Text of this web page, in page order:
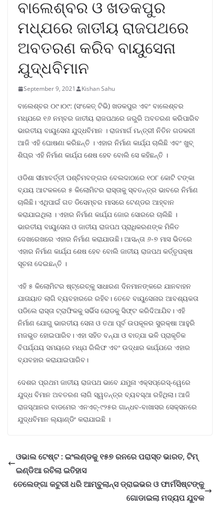
ବାଲେଶ୍ବର ଓ ଖଡକପୁର
ମଧ୍ଯରେ ଜାତୀୟ ରାଜପଥରେ
ଅବତରଣ କରିବ ବାୟୁସେନା
ଯୁଦ୍ଧବିମାନ
September 9, 2021 Kishan Sahu
ବାଲେଶ୍ବର ୦୯।୦୯: (ସଂକେତ୍ ଟିଭି) ଖଡକପୁର ଏବଂ ବାଲେଶ୍ବର
ମଧ୍ଯରେ ୧୬ ନମ୍ବର ଜାତୀୟ ରାଜପଥରେ ଜରୁରି ଅବତରଣ କରିପାରିବ
ଭାରତୀୟ ବାୟୁସେନା ଯୁଦ୍ଧବିମାନ । ରାଜମାର୍ଗ ମନ୍ତ୍ରୀ ନିତିନ ଗଡକରୀ
ଆଜି ଏହି ଘୋଷଣା କରିଛନ୍ତି । ଏହାର ନିର୍ମାଣ କାର୍ଯ୍ଯ ଚାଲିଛି ଏବଂ ଖୁବ୍
ଶିଘ୍ର ଏହି ନିର୍ମାଣ କାର୍ଯ୍ଯ ଶେଷ ହେବ ବୋଲି ସେ କହିଛନ୍ତି ।
ଓଡିଶା ସୀମାବର୍ତ୍ତୀ ପଶ୍ଚିମବଙ୍ଗର ବେଲଦାଠାରେ ୧୦୮ କୋଟି ଟଙ୍କା
ବ୍ଯୟ ଆଟକଳରେ ୫ କିଲୋମିଟର ରାସ୍ତାକୁ ସ୍ବତନ୍ତ୍ର ଭାବରେ ନିର୍ମାଣ
ଚାଲିଛି। ଏଥିପାଇଁ ଗତ ଡିସେମ୍ବର ମାସରେ ଟେଣ୍ଡର ଆହ୍ବାନ
କରାଯାଇଥିଲା । ଏହାର ନିର୍ମାଣ କାର୍ଯ୍ଯ ଜୋର ସୋରରେ ଚାଲିଛି ।
ଭାରତୀୟ ବାୟୁସେନା ଓ ଜାତୀୟ ରାଜପଥ ପ୍ରାଧିକରଣଙ୍କ ମିଳିତ
ଦେଖରେଖରେ ଏହାର ନିର୍ମାଣ କରାଯାଉଛି। ଆସନ୍ତା ୬-୭ ମାସ ଭିତରେ
ଏହାର ନିର୍ମାଣ କାର୍ଯ୍ଯ ଶେଷ ହେବ ବୋଲି ଜାତୀୟ ରାଜପଥ କର୍ତ୍ତୃପକ୍ଷ
ସୂଚନା ଦେଇଛନ୍ତି ।
ଏହି ୫ କିଲୋମିଟର ଷ୍ଟ୍ରେଚ୍‌କୁ ସାଧାରଣ ଦିନମାନଙ୍କରେ ଯାନବାହନ
ଯାତାୟାତ ଲାଗି ବ୍ୟବହାରରେ ରହିବ। ତେବେ ବାୟୁସେନାର ଆବଶ୍ୟକତା
ପଡିଲେ ରାସ୍ତା ଟ୍ରାଫିକକୁ ସର୍ଭିସ ରୋଡକୁ ସିଫ୍ଟ କରିଦିଆଯିବ। ଏହି
ନିର୍ମାଣ ଯୋଗୁ ଭାରତୀୟ ସେନା ଓ ତଥା ପୂର୍ବ ଉପକୂଳର ସୁରକ୍ଷା ଆହୁରି
ମଜଭୁତ ହୋଇପାରିବ। ଏହା ସହିତ ବନ୍ଯା ଓ ବାତ୍ଯା ଭଳି ପ୍ରାକୃତିକ
ବିପର୍ଯ୍ଯୟ ସମୟରେ ମଧ୍ଯ ରିଲିଫ ଏବଂ ଉଦ୍ଧାର କାର୍ଯ୍ଯରେ ଏହାର
ବ୍ଯବହାର କରାଯାଇପାରିବ।
ଦେଶର ପ୍ରଥମ ଜାତୀୟ ରାଜପଥ ଭାବେ ଯମୁନା ଏକ୍ସପ୍ରେସ୍-ୱେରେ
ଯୁଦ୍ଧ ବିମାନ ଅବତରଣ ଲାଗି ସ୍ୱତନ୍ତ୍ର ବ୍ୟବସ୍ଥା ରହିଥିଲା। ଆଜି
ରାଜସ୍ଥାନର ବାଡମେର ଏନଏଚ୍-୯୨୫ର ଗାନ୍ଧବ-ବାଖାସର ସେକ୍ସନରେ
ଯୁଦ୍ଧବିମାନ ଲ୍ୟାଣ୍ଡିଂ କରାଯାଇଛି ।
ଓଭାଲ ଟେଷ୍ଟ : ଇଂଲଣ୍ଡକୁ ୧୫୭ ରନରେ ପରାସ୍ତ ଭାରତ, ଟିମ୍
ଇଣ୍ଡିଆ ରଚିଲା ଇତିହାସ
ତେଲେଙ୍ଗା କଟୁରୀ ଧରି ଆମ୍ବୁଲାନ୍ସ ଡ୍ରାଇଭର ଓ ଫାର୍ମସିଷ୍ଟଙ୍କୁ
ଗୋଡାଇଲା ମଦ୍ୟପ ଯୁବକ